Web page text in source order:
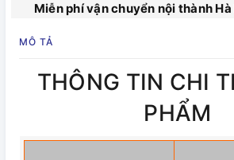
Miễn phí vận chuyển nội thành Hà
MÔ TẢ
THÔNG TIN CHI
PHẨM